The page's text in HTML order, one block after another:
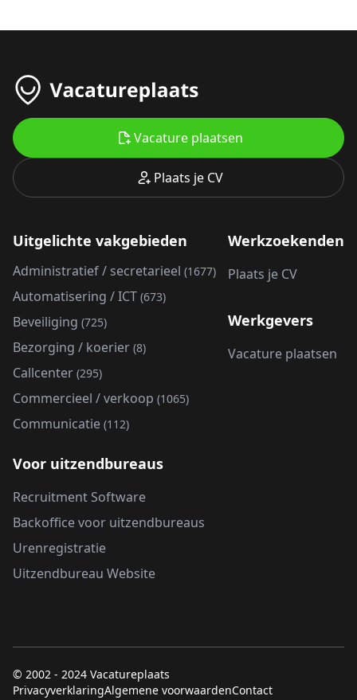
Plaats je CV
Vacature plaatsen
Uitgelichte vakgebieden
Administratief / secretarieel (1677)
Automatisering / ICT (673)
Beveiliging (725)
Bezorging / koerier (8)
Callcenter (295)
Commercieel / verkoop (1065)
Communicatie (112)
Werkzoekenden
Plaats je CV
Werkgevers
Vacature plaatsen
Voor uitzendbureaus
Recruitment Software
Backoffice voor uitzendbureaus
Urenregistratie
Uitzendbureau Website
© 2002 - 2024 Vacatureplaats
PrivacyverklaringAlgemene voorwaardenContact